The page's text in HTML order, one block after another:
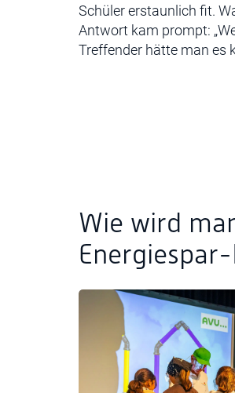
Schüler erstaunlich fit.
Antwort kam prompt:
Treffender hätte man es
Wie wird